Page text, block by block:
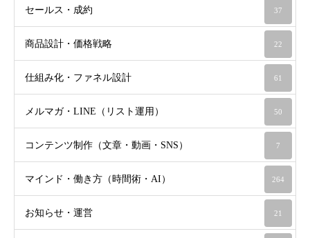
セールス・成約 37
商品設計・価格戦略 22
仕組み化・ファネル設計 61
メルマガ・LINE（リスト運用） 50
コンテンツ制作（文章・動画・SNS） 7
マインド・働き方（時間術・AI） 264
お知らせ・運営 21